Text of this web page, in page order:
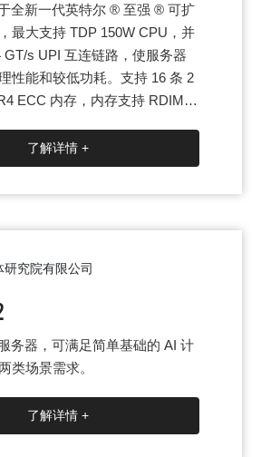
全新一代英特尔 ® 至强 ® 可扩
最大支持 TDP 150W CPU，并
GT/s UPI 互连链路，使服务器
性能和较低功耗。支持 16 条 2
ECC 内存，内存支持 RDIM
的内存容量。支持 16 块 2.5 寸
盘或 4 块 3.5 寸 SATA 硬盘，支
搭，支持板载 SATA，支持单电
展的商业应用环境需求。
了解详情 +
务器，可满足简单基础的 AI 计
类场景需求。
了解详情 +